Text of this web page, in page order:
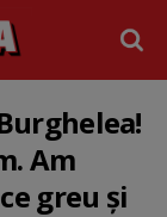
Am
greu și